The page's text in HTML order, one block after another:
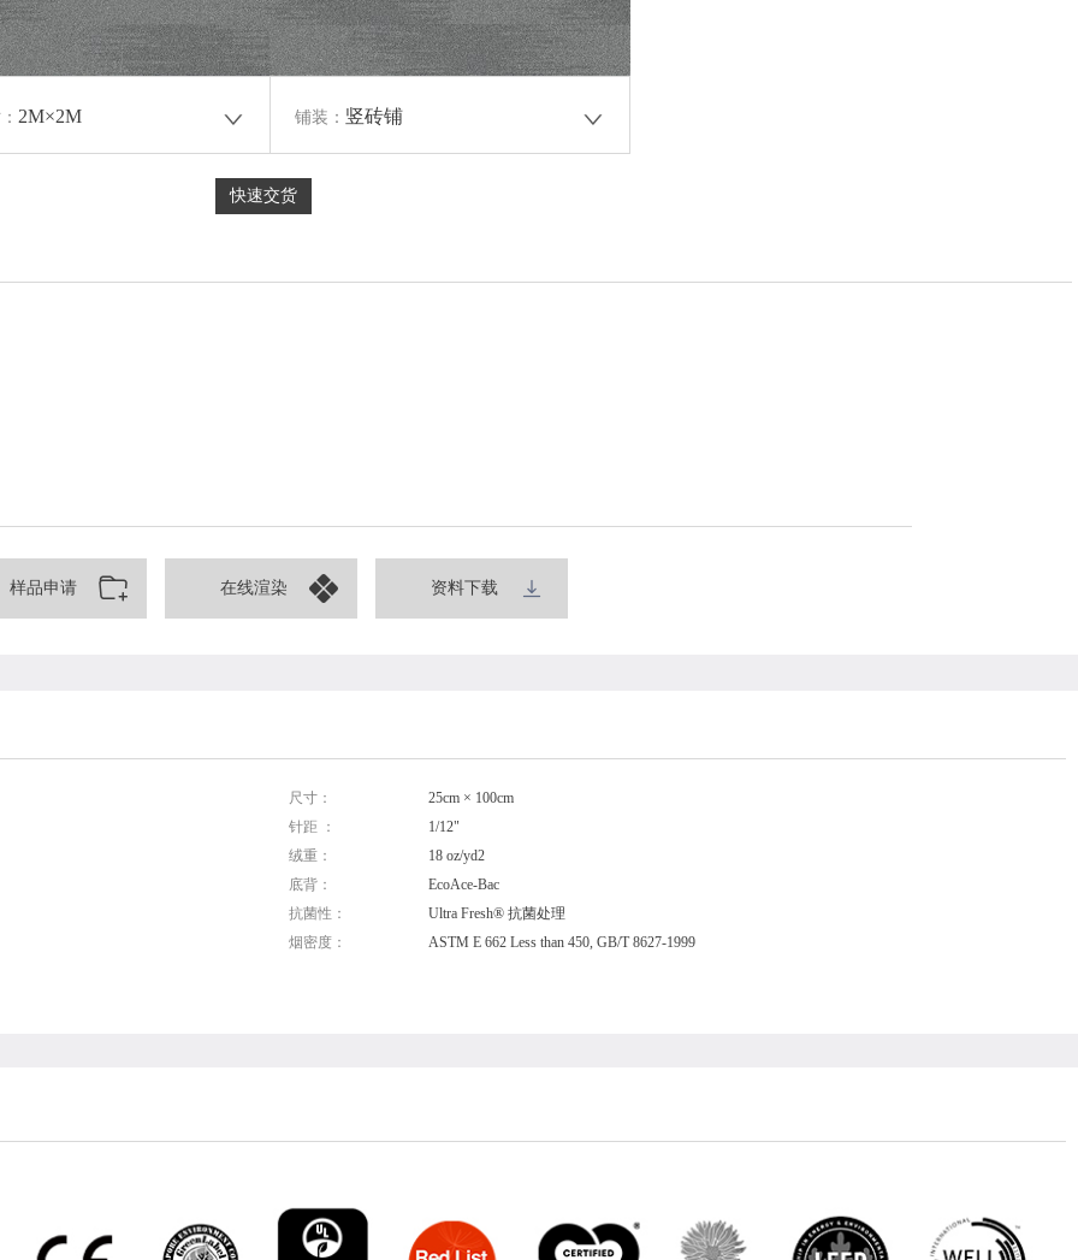
2M×2M 铺装： 竖砖铺
快速交货
样品申请 在线渲染 资料下载
尺寸：
25cm × 100cm
针距 ：
1/12"
绒重：
18 oz/yd2
底背：
EcoAce-Bac
抗菌性：
Ultra Fresh® 抗菌处理
烟密度：
ASTM E 662 Less than 450, GB/T 8627-1999